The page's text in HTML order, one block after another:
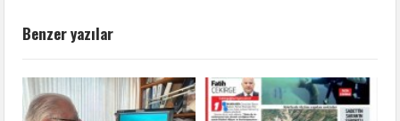
Benzer yazılar